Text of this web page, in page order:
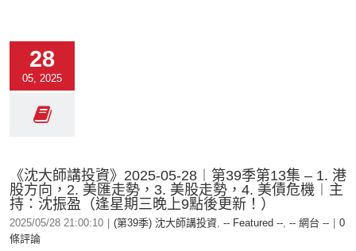
28
05, 2025
《沈大師講投資》2025-05-28︱第39季第13集 – 1. 港
股方向，2. 美匯走勢，3. 美股走勢，4. 美債危機︱主
持：沈振盈（逢星期三晚上9點後更新！）
2025/05/28 21:00:10 (第39季) 沈大師講投資, -- Featured --, -- 網台 --
0
條評論